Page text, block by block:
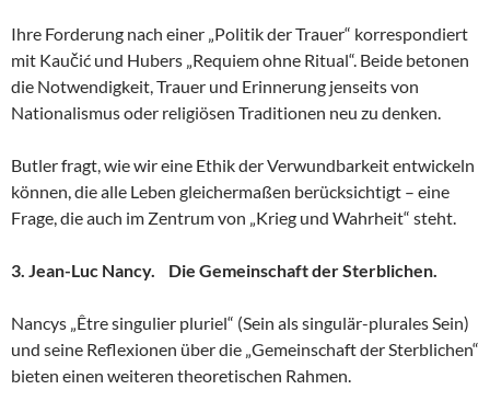
Ihre Forderung nach einer „Politik der Trauer“ korrespondiert
mit Kaučić und Hubers „Requiem ohne Ritual“. Beide betonen
die Notwendigkeit, Trauer und Erinnerung jenseits von
Nationalismus oder religiösen Traditionen neu zu denken.
Butler fragt, wie wir eine Ethik der Verwundbarkeit entwickeln
können, die alle Leben gleichermaßen berücksichtigt – eine
Frage, die auch im Zentrum von „Krieg und Wahrheit“ steht.
3. Jean-Luc Nancy. Die Gemeinschaft der Sterblichen.
Nancys „Être singulier pluriel“ (Sein als singulär-plurales Sein)
und seine Reflexionen über die „Gemeinschaft der Sterblichen“
bieten einen weiteren theoretischen Rahmen.